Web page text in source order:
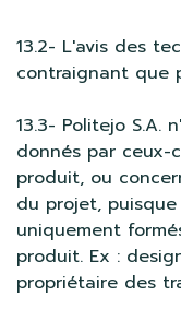
13.2- L'avis des
contraignant que
13.3- Politejo S.A.
donnés par ceux-
produit, ou
du projet,
uniquement
produit. Ex :
propriétaire des